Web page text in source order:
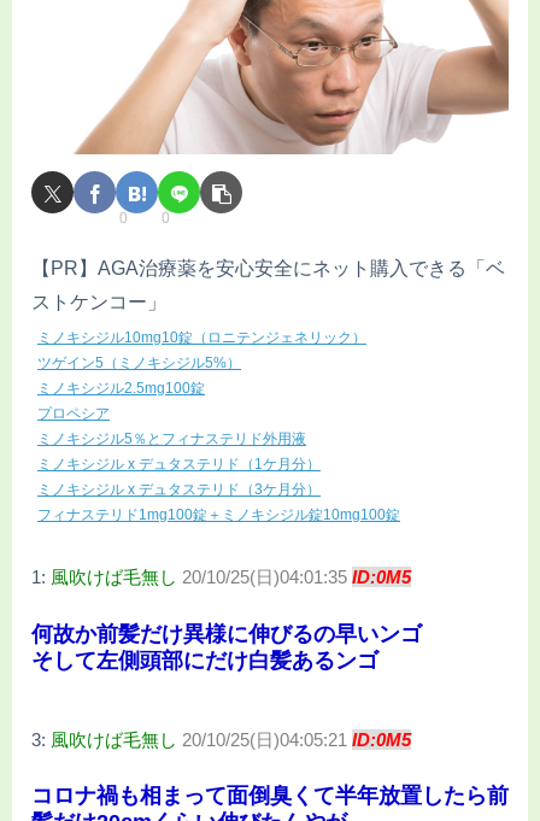
0 0
【PR】AGA治療薬を安心安全にネット購入できる「ベ
ストケンコー」
ミノキシジル10mg10錠（ロニテンジェネリック）
ツゲイン5（ミノキシジル5%）
ミノキシジル2.5mg100錠
プロペシア
ミノキシジル5％とフィナステリド外用液
ミノキシジル x デュタステリド（1ケ月分）
ミノキシジル x デュタステリド（3ケ月分）
フィナステリド1mg100錠＋ミノキシジル錠10mg100錠
1: 風吹けば毛無し 20/10/25(日)04:01:35 ID:0M5
何故か前髪だけ異様に伸びるの早いンゴ
そして左側頭部にだけ白髪あるンゴ
3: 風吹けば毛無し 20/10/25(日)04:05:21 ID:0M5
コロナ禍も相まって面倒臭くて半年放置したら前